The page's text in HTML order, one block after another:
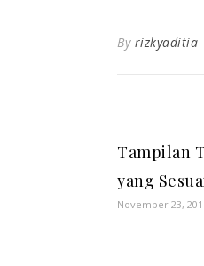
By rizkyaditia
Tampilan
yang
November 23,